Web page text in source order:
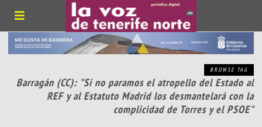
BROWSE TAG
Barragán (CC): "Si no paramos el atropello del Estado al
REF y al Estatuto Madrid los desmantelará con la
complicidad de Torres y el PSOE"